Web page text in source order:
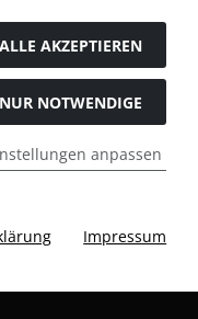
ALLE AKZEPTIEREN
NUR NOTWENDIGE
anpassen
Impressum